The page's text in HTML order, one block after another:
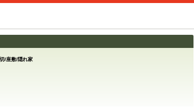
/座敷/隠れ家